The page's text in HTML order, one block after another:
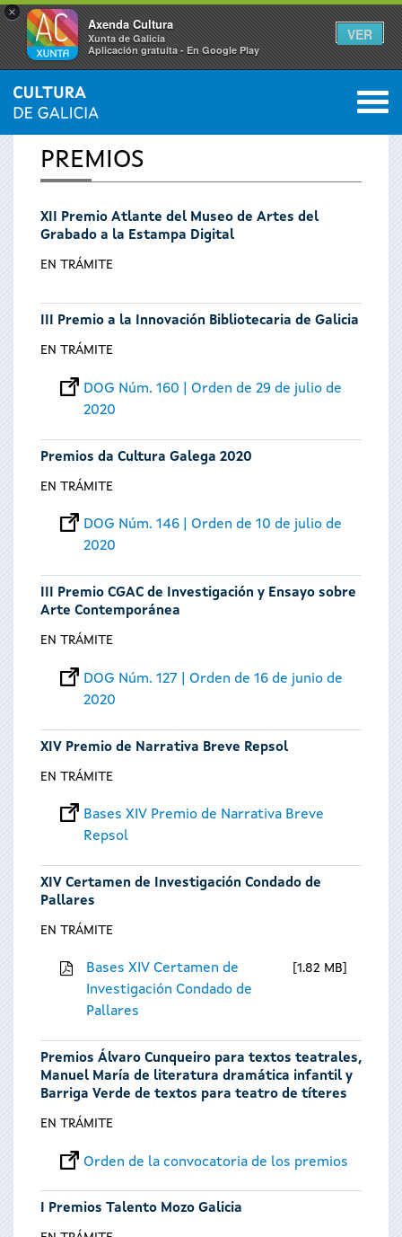
×
Axenda Cultura
Xunta de Galicia
Aplicación gratuíta - En Google Play
VER
Se
encuentra
usted
aquí
INICIO 0
PREMIOS
XII Premio Atlante del Museo de Artes del
Grabado a la Estampa Digital
EN TRÁMITE
III Premio a la Innovación Bibliotecaria de Galicia
EN TRÁMITE
DOG Núm. 160 | Orden de 29 de julio de
2020
Premios da Cultura Galega 2020
EN TRÁMITE
DOG Núm. 146 | Orden de 10 de julio de
2020
III Premio CGAC de Investigación y Ensayo sobre
Arte Contemporánea
EN TRÁMITE
DOG Núm. 127 | Orden de 16 de junio de
2020
XIV Premio de Narrativa Breve Repsol
EN TRÁMITE
Bases XIV Premio de Narrativa Breve
Repsol
XIV Certamen de Investigación Condado de
Pallares
EN TRÁMITE
Bases XIV Certamen de
Investigación Condado de
Pallares
1.82 MB
Premios Álvaro Cunqueiro para textos teatrales,
Manuel María de literatura dramática infantil y
Barriga Verde de textos para teatro de títeres
EN TRÁMITE
Orden de la convocatoria de los premios
I Premios Talento Mozo Galicia